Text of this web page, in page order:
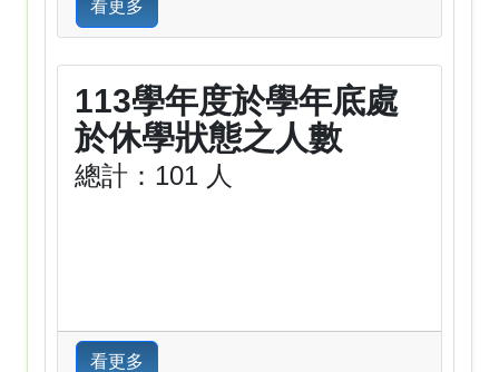
看更多
113學年度於學年底處
於休學狀態之人數
總計：101 人
看更多